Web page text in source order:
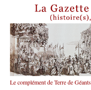
contenu
Le complément de Terre de